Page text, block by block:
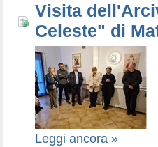
Visita
Celeste" di
Leggi ancora »